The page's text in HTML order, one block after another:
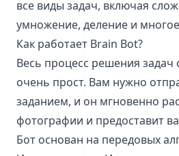
все виды задач, включая
умножение, деление и
Как работает Brain Bot?
Весь процесс решения
очень прост. Вам нужно
заданием, и он мгновенно
фотографии и предоставит
Бот основан на передовых